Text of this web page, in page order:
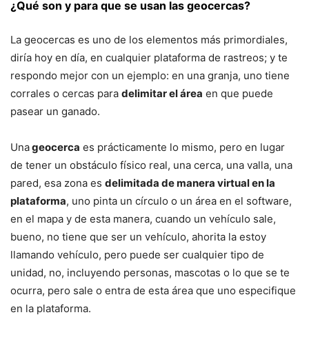
¿Qué son y para que se usan las geocercas?
La geocercas es uno de los elementos más primordiales,
diría hoy en día, en cualquier plataforma de rastreos; y te
respondo mejor con un ejemplo: en una granja, uno tiene
corrales o cercas para delimitar el área en que puede
pasear un ganado.
Unageocerca es prácticamente lo mismo, pero en lugar
de tener un obstáculo físico real, una cerca, una valla, una
pared, esa zona es delimitada de manera virtual en la
plataforma, uno pinta un círculo o un área en el software,
en el mapa y de esta manera, cuando un vehículo sale,
bueno, no tiene que ser un vehículo, ahorita la estoy
llamando vehículo, pero puede ser cualquier tipo de
unidad, no, incluyendo personas, mascotas o lo que se te
ocurra, pero sale o entra de esta área que uno especifique
en la plataforma.